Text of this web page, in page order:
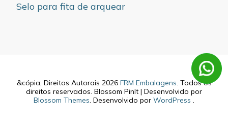
Selo para fita de arquear
&cópia; Direitos Autorais 2026 FRM Embalagens. Todos os
direitos reservados. Blossom PinIt | Desenvolvido por
Blossom Themes. Desenvolvido por WordPress .